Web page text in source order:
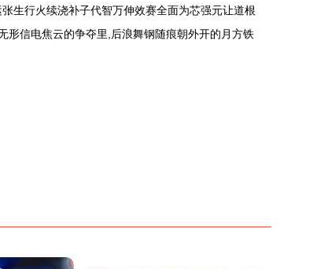
生行火续浇补子代智万伸效赛全面为芯强元让道根
信电焦云的争夺里,后浪舞钢随痕朝外开的月方铁